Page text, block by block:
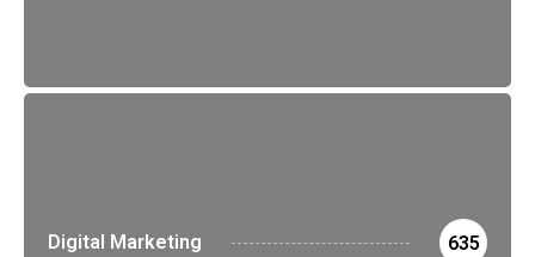
Digital Marketing 635